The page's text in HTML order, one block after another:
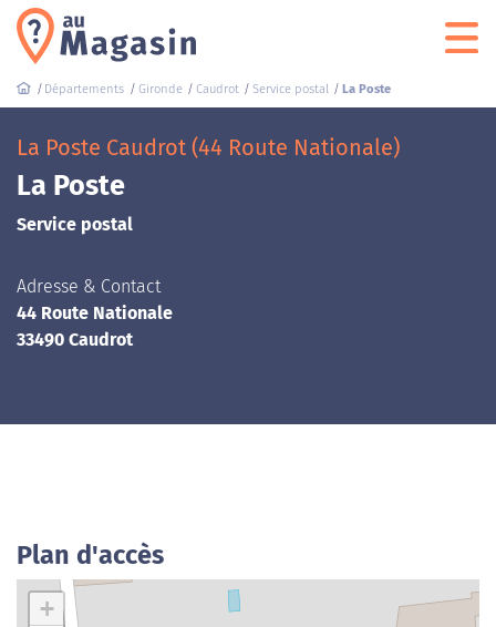
Départements Gironde Caudrot Service postal La Poste
La Poste Caudrot (44 Route Nationale)
La Poste
Service postal
Adresse & Contact
44 Route Nationale
33490 Caudrot
Plan d'accès
+